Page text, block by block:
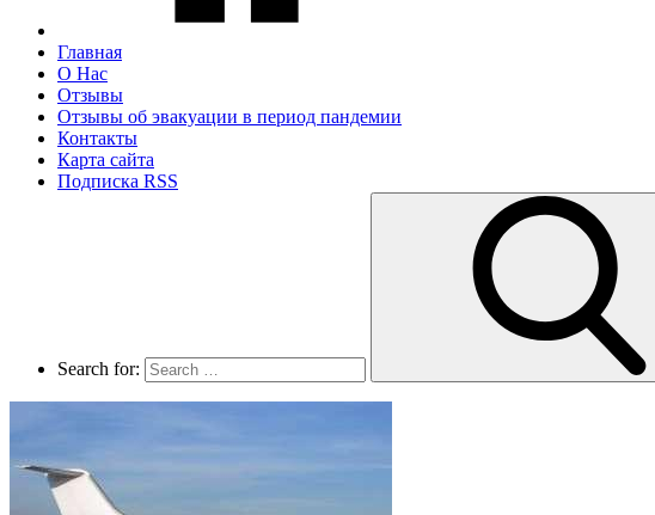
Главная
О Нас
Отзывы
Отзывы об эвакуации в период пандемии
Контакты
Карта сайта
Подписка RSS
Search for: